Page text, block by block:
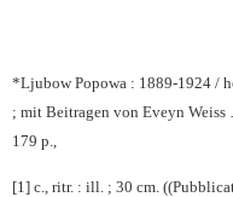
*Ljubow Popowa : 1889-1924 /
; mit Beitragen von Eveyn Weiss
179 p.,
[1] c., ritr. : ill. ; 30 cm.